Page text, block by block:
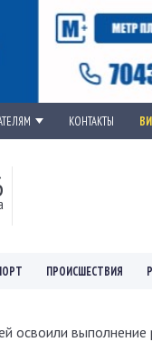
КОНТАКТЫ
ПРОИСШЕСТВИЯ
освоили